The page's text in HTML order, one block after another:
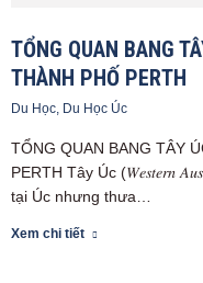
TỔNG QUAN BANG
THÀNH PHỐ PERTH
Du Học, Du Học Úc
TỔNG QUAN BANG TÂY
PERTH Tây Úc (𝑊𝑒𝑠𝑡𝑒𝑟𝑛
tại Úc nhưng thưa…
Xem chi tiết